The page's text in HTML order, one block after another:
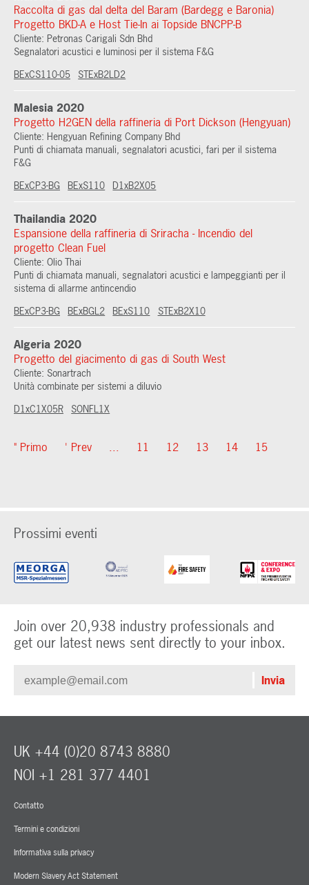
Raccolta di gas dal delta del Baram (Bardegg e Baronia)
Progetto BKD-A e Host Tie-In ai Topside BNCPP-B
Cliente: Petronas Carigali Sdn Bhd
Segnalatori acustici e luminosi per il sistema F&G
BExCS110-05
STExB2LD2
Malesia 2020
Progetto H2GEN della raffineria di Port Dickson (Hengyuan)
Cliente: Hengyuan Refining Company Bhd
Punti di chiamata manuali, segnalatori acustici, fari per il sistema
F&G
BExCP3-BG
BExS110 D1xB2X05
Thailandia 2020
Espansione della raffineria di Sriracha - Incendio del
progetto Clean Fuel
Cliente: Olio Thai
Punti di chiamata manuali, segnalatori acustici e lampeggianti per il
sistema di allarme antincendio
BExCP3-BG
BExBGL2 BExS110 STExB2X10
Algeria 2020
Progetto del giacimento di gas di South West
Cliente: Sonartrach
Unità combinate per sistemi a diluvio
D1xC1X05R
SONFL1X
" Primo ' Prev ... 11 12 13 14 15
Prossimi eventi
Join over 20,938 industry professionals and
get our latest news sent directly to your inbox.
Contatto
Termini e condizioni
Informativa sulla privacy
Modern Slavery Act Statement
UK +44 (0)20 8743 8880
NOI +1 281 377 4401